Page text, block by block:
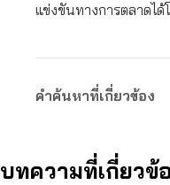
แข่งขันทางการตลาดไ
คำค้นหาที่เกี่ยวข้อง
บทความที่เกี่ยวข้